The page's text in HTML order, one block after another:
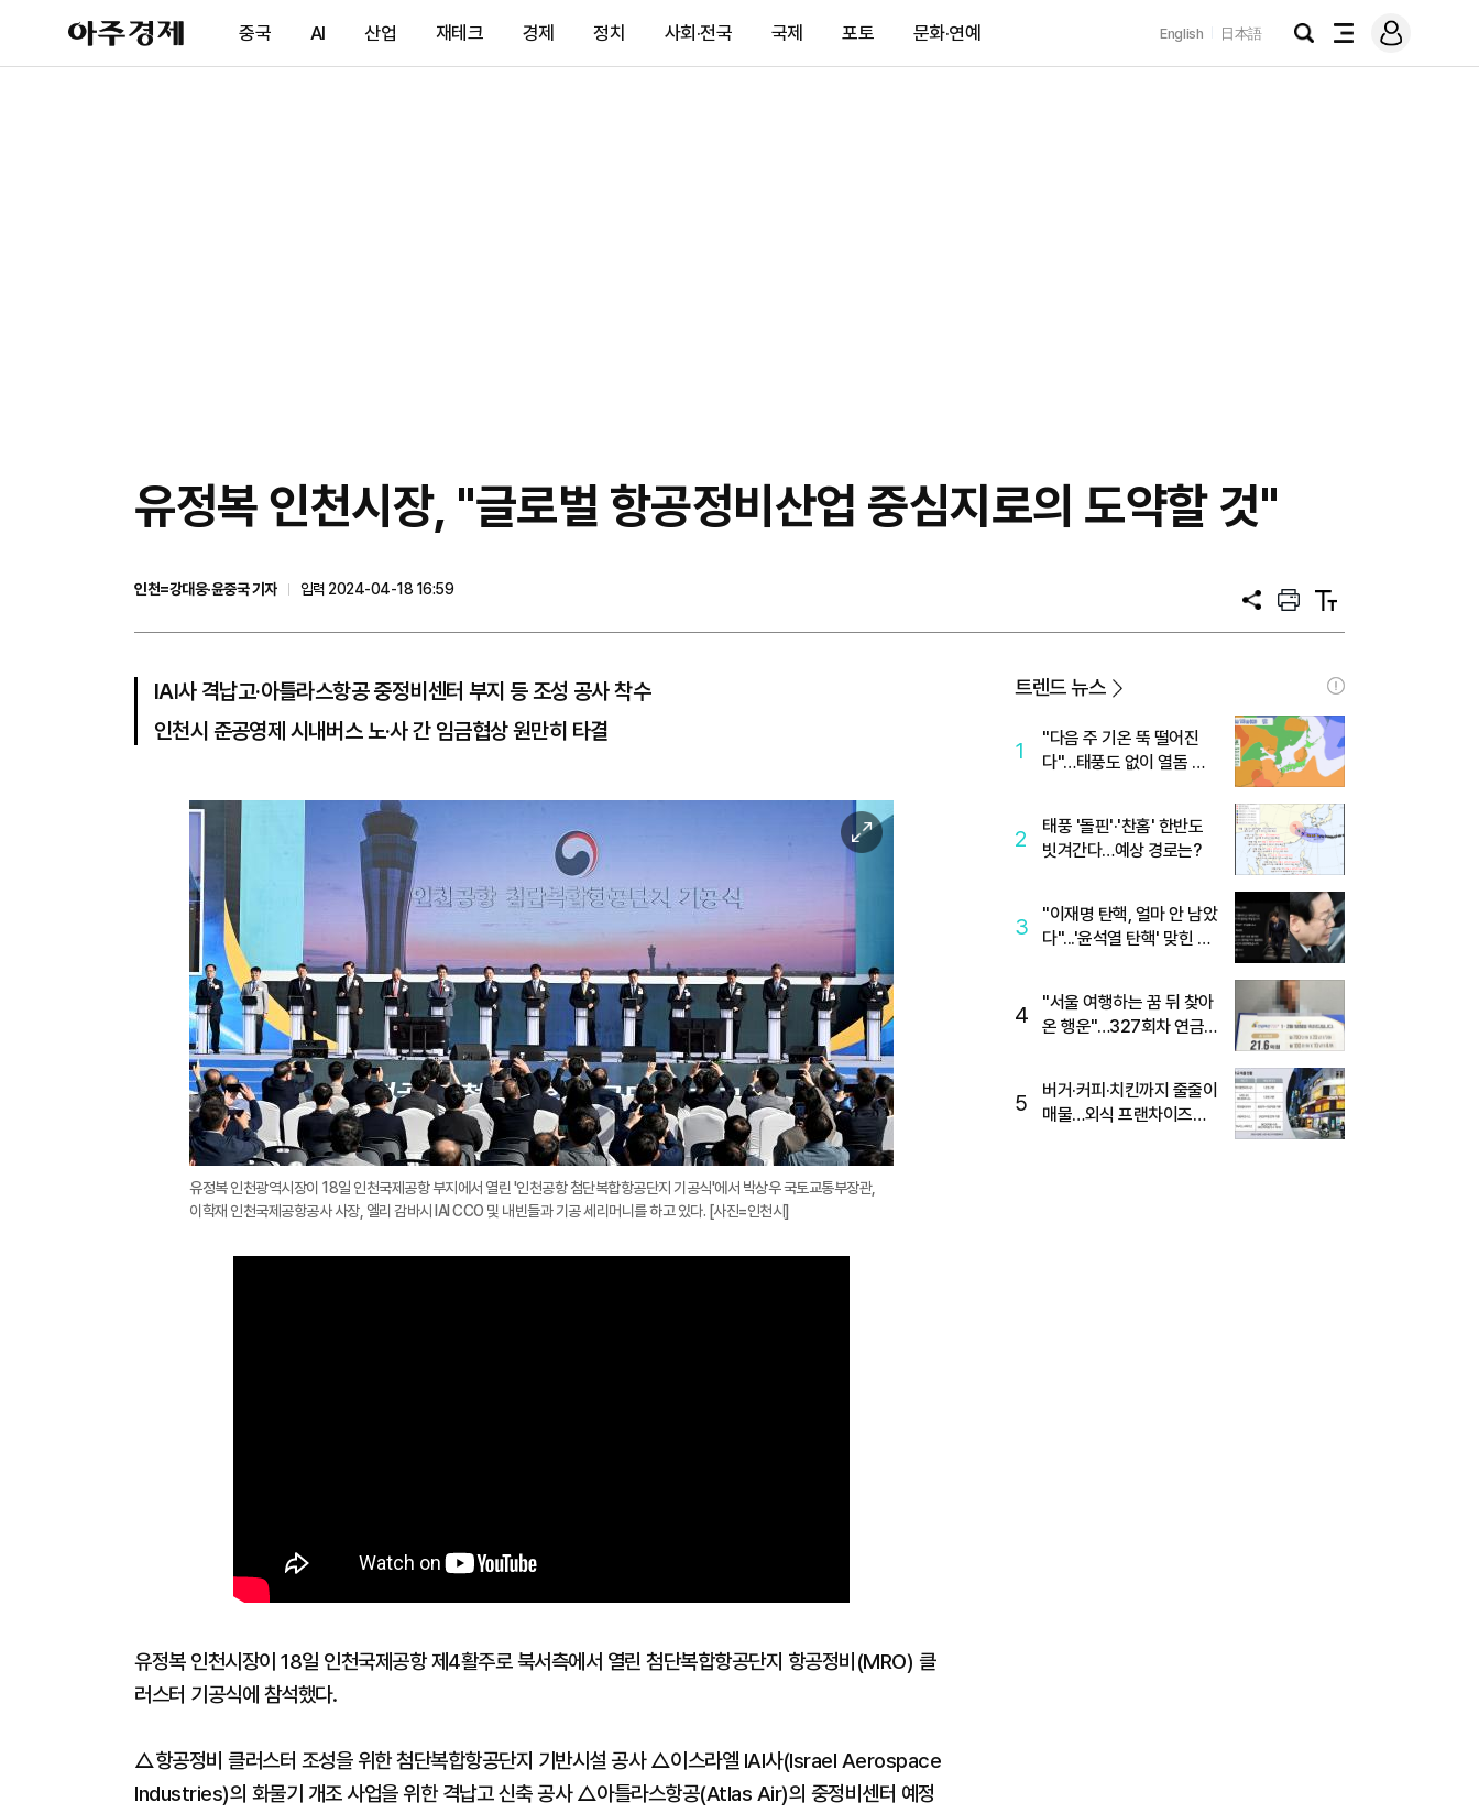
아
주
제
중국 AI 산업 재테크 경제 정치 사회·전국 국제 포토 문화·연예 English 日本語
검
전
메
그
유정복 인천시장, "글로벌 항공정비산업 중심지로의 도약할 것"
인천=강대웅·윤중국 기자
입력 2024-04-18 16:59
공
프
트
텍
트
IAI사 격납고·아틀라스항공 중정비센터 부지 등 조성 공사 착수
인천시 준공영제 시내버스 노·사 간 임금협상 원만히 타결
이
미
지
확
대
유정복 인천광역시장이 18일 인천국제공항 부지에서 열린 '인천공항 첨단복합항공단지 기공식'에서 박상우 국토교통부장관,
이학재 인천국제공항공사 사장, 엘리 감바시 IAI CCO 및 내빈들과 기공 세리머니를 하고 있다. [사진=인천시]
유정복 인천시장이 18일 인천국제공항 제4활주로 북서측에서 열린 첨단복합항공단지 항공정비(MRO) 클
러스터 기공식에 참석했다.
△항공정비 클러스터 조성을 위한 첨단복합항공단지 기반시설 공사 △이스라엘 IAI사(Israel Aerospace
Industries)의 화물기 개조 사업을 위한 격납고 신축 공사 △아틀라스항공(Atlas Air)의 중정비센터 예정
트렌드 뉴스
1
"다음 주 기온 뚝 떨어진
다"…태풍도 없이 열돔 박
2
태풍 '돌핀'·'찬홈' 한반도
빗겨간다…예상 경로는?
3
"이재명 탄핵, 얼마 안 남았
다"...'윤석열 탄핵' 맞힌 무
4
"서울 여행하는 꿈 뒤 찾아
온 행운"…327회차 연금
5
버거·커피·치킨까지 줄줄이
매물…외식 프랜차이즈